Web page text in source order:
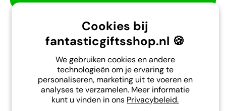
Cookies bij
fantasticgiftsshop.nl 🍪
We gebruiken cookies en andere
technologieën om je ervaring te
personaliseren, marketing uit te voeren en
analyses te verzamelen. Meer informatie
kunt u vinden in ons Privacybeleid.
Gratis verzending vanaf 35,-
Steun onze school in Indonesië.